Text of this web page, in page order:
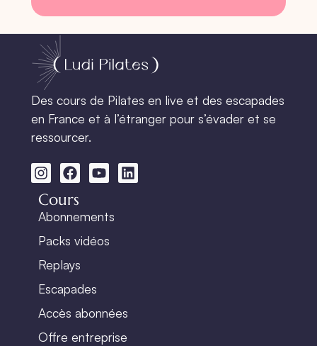
Des cours de Pilates en live et des escapades
en France et à l’étranger pour s’évader et se
ressourcer.
Cours
Abonnements
Packs vidéos
Replays
Escapades
Accès abonnées
Offre entreprise